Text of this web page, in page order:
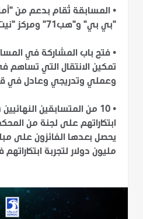
• المسابقة تُقام بدعم من
"بي بي" و"هب71" ومركز "نيت زيرو تكنولوجي"
• فتح باب المشاركة في
تمكين الانتقال التي
وعملي وتدريجي وعادل في
•
10 من المتسابقين
يحصل بعدها الفائزون على
مليون دولار لتجربة